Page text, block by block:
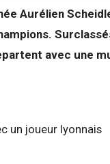
Aurélien
avec une